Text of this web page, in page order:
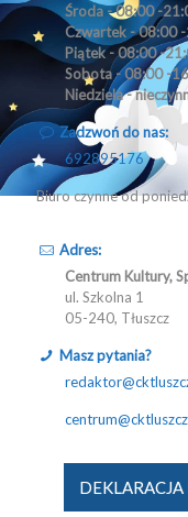
Środa - 08:00 -
Czwartek - 08:00
Piątek - 08:00 -
Sobota - 08:00 -
Niedziela -
Zadzwoń do nas:
692895176
Biuro czynne od
Adres:
Centrum Kultury,
ul. Szkolna 1
05-240, Tłuszcz
Masz pytania?